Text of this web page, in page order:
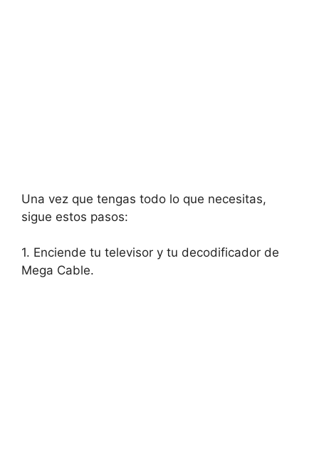
Una vez que tengas todo lo que necesitas,
sigue estos pasos:
1. Enciende tu televisor y tu decodificador de
Mega Cable.